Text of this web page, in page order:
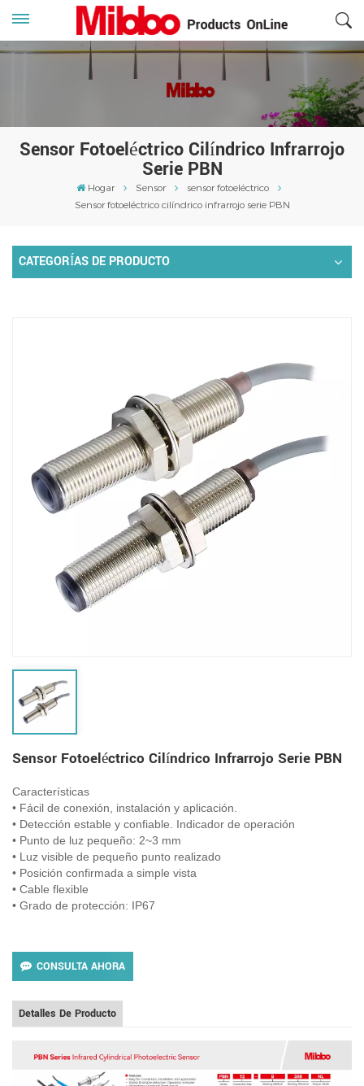
Sensor Fotoeléctrico Cilíndrico Infrarrojo
Serie PBN
Hogar Sensor
sensor fotoeléctrico
Sensor fotoeléctrico cilíndrico infrarrojo serie PBN
CATEGORÍAS DE PRODUCTO
Sensor Fotoeléctrico Cilíndrico Infrarrojo Serie PBN
Características
• Fácil de conexión, instalación y aplicación.
• Detección estable y confiable. Indicador de operación
• Punto de luz pequeño: 2~3 mm
• Luz visible de pequeño punto realizado
• Posición confirmada a simple vista
• Cable flexible
• Grado de protección: IP67
CONSULTA AHORA
Detalles De Producto